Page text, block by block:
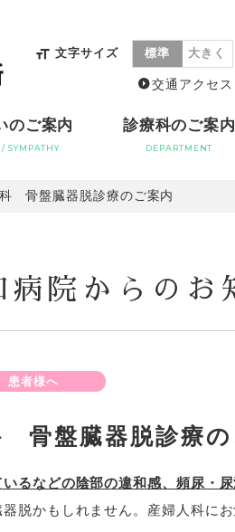
文字サイズ 標準 大きく
交通アクセス
のご案内
SYMPATHY
診療科のご案内
DEPARTMENT
骨盤臓器脱診療のご案内
病院からのお
患者様へ
骨盤臓器脱診療の
るなどの陰部の違和感、頻尿・
脱かもしれません。産婦人科にお